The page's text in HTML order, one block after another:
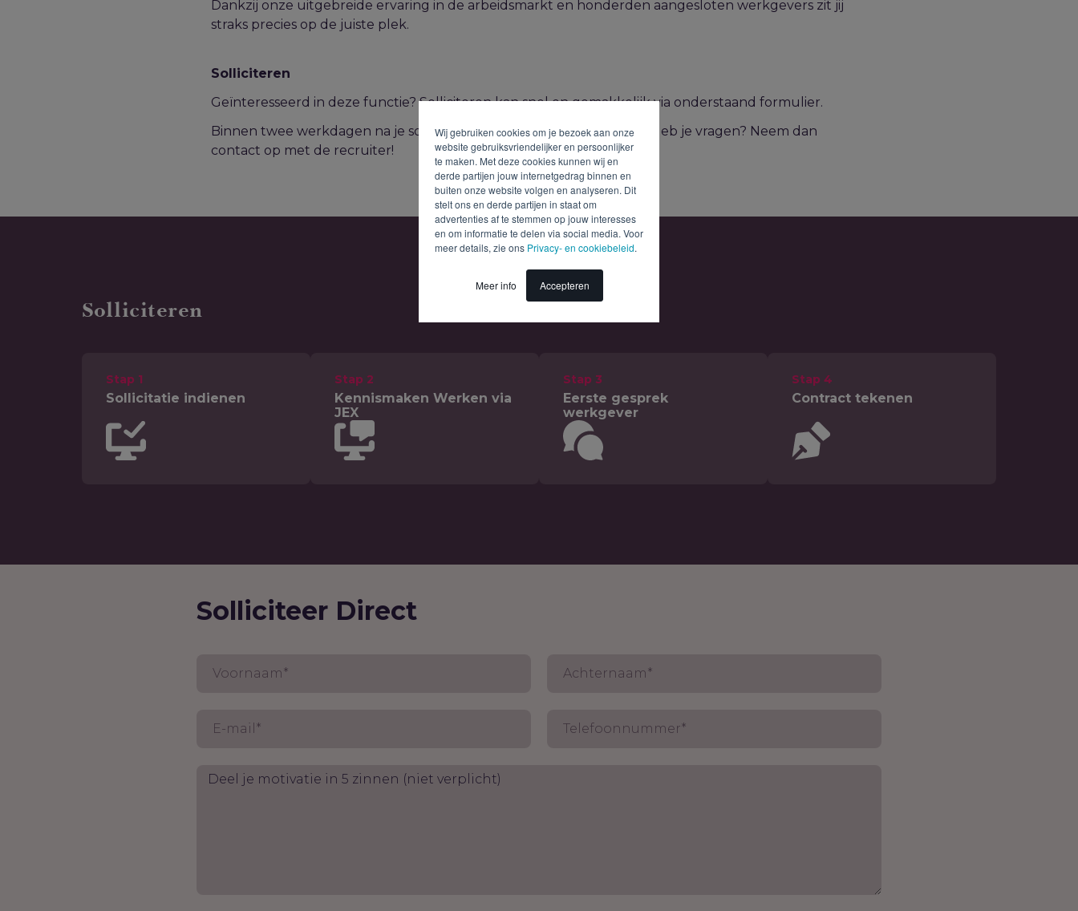
Wij gebruiken cookies om je bezoek aan onze
website gebruiksvriendelijker en persoonlijker
te maken. Met deze cookies kunnen wij en
derde partijen jouw internetgedrag binnen en
buiten onze website volgen en analyseren. Dit
stelt ons en derde partijen in staat om
advertenties af te stemmen op jouw interesses
en om informatie te delen via social media. Voor
meer details, zie ons Privacy- en cookiebeleid.
Meer info Accepteren
Dankzij onze uitgebreide ervaring in de arbeidsmarkt en honderden aangesloten werkgevers zit jij
straks precies op de juiste plek.
Solliciteren
Geïnteresseerd in deze functie? Solliciteren kan snel en gemakkelijk via onderstaand formulier.
Binnen twee werkdagen na je sollicitatie ontvang je bericht van ons. Heb je vragen? Neem dan
contact op met de recruiter!
Solliciteren
Stap 1
Sollicitatie indienen
Stap 2
Kennismaken Werken via
JEX
Stap 3
Eerste gesprek
werkgever
Stap 4
Contract tekenen
Solliciteer Direct